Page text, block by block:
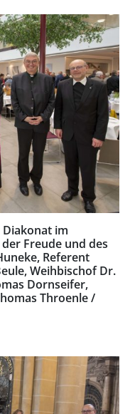
Diakonat im
Freude und des
Referent
Weihbischof Dr.
Dornseifer,
Throenle /